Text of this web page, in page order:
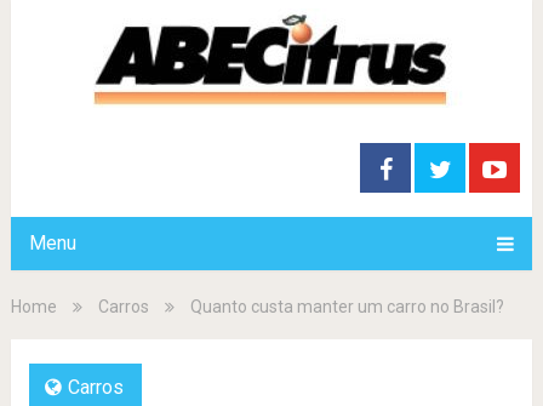
Menu
Home Carros Quanto custa manter um carro no Brasil?
Carros